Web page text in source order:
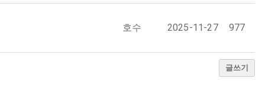
호수 2025-11-27 977
글쓰기